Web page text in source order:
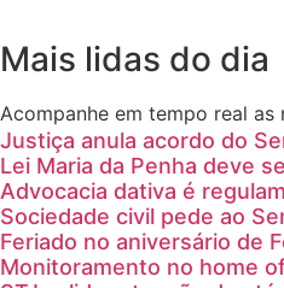
Mais lidas do dia
Acompanhe em tempo real as
Justiça anula acordo do
Lei Maria da Penha deve
Advocacia dativa é
Sociedade civil pede ao
Feriado no aniversário de
Monitoramento no home